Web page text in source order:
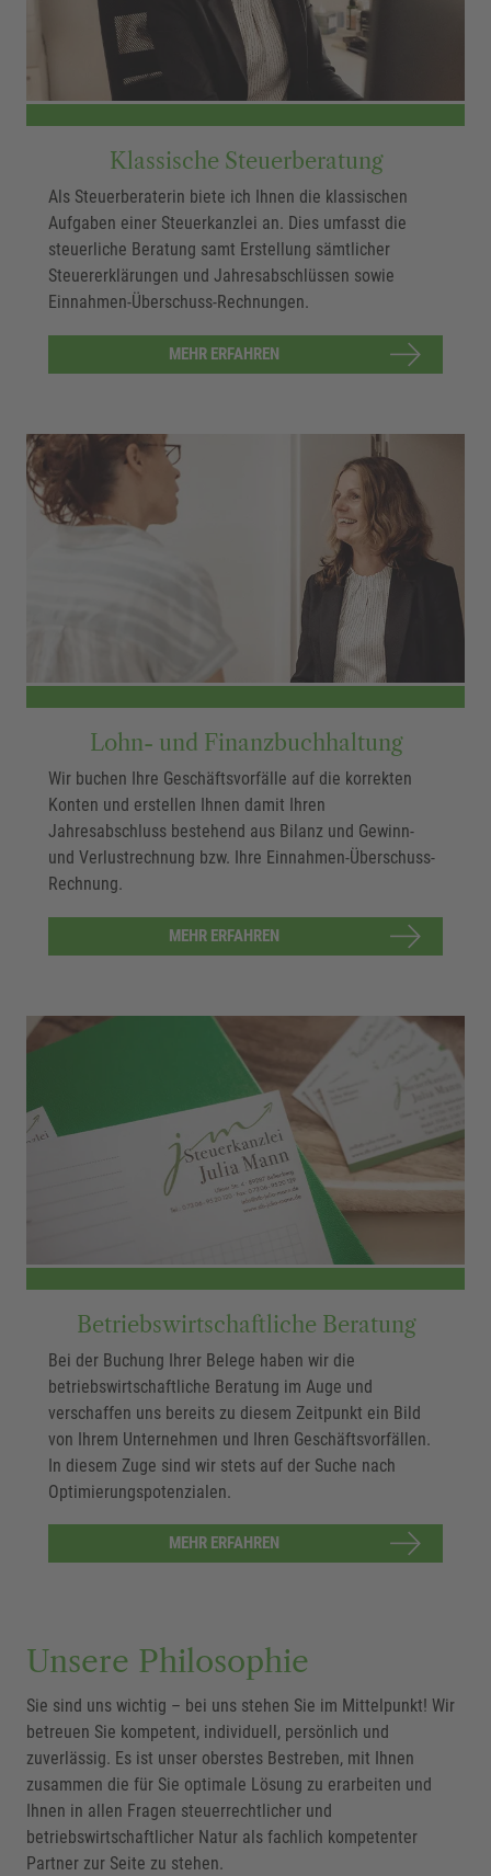
Klassische Steuerberatung
Als Steuerberaterin biete ich Ihnen die klassischen
Aufgaben einer Steuerkanzlei an. Dies umfasst die
steuerliche Beratung samt Erstellung sämtlicher
Steuererklärungen und Jahresabschlüssen sowie
Einnahmen-Überschuss-Rechnungen.
MEHR ERFAHREN
Lohn- und Finanzbuchhaltung
Wir buchen Ihre Geschäftsvorfälle auf die korrekten
Konten und erstellen Ihnen damit Ihren
Jahresabschluss bestehend aus Bilanz und Gewinn-
und Verlustrechnung bzw. Ihre Einnahmen-Überschuss-
Rechnung.
MEHR ERFAHREN
Betriebswirtschaftliche Beratung
Bei der Buchung Ihrer Belege haben wir die
betriebswirtschaftliche Beratung im Auge und
verschaffen uns bereits zu diesem Zeitpunkt ein Bild
von Ihrem Unternehmen und Ihren Geschäftsvorfällen.
In diesem Zuge sind wir stets auf der Suche nach
Optimierungspotenzialen.
MEHR ERFAHREN
Unsere Philosophie
Sie sind uns wichtig – bei uns stehen Sie im Mittelpunkt! Wir
betreuen Sie kompetent, individuell, persönlich und
zuverlässig. Es ist unser oberstes Bestreben, mit Ihnen
zusammen die für Sie optimale Lösung zu erarbeiten und
Ihnen in allen Fragen steuerrechtlicher und
betriebswirtschaftlicher Natur als fachlich kompetenter
Partner zur Seite zu stehen.